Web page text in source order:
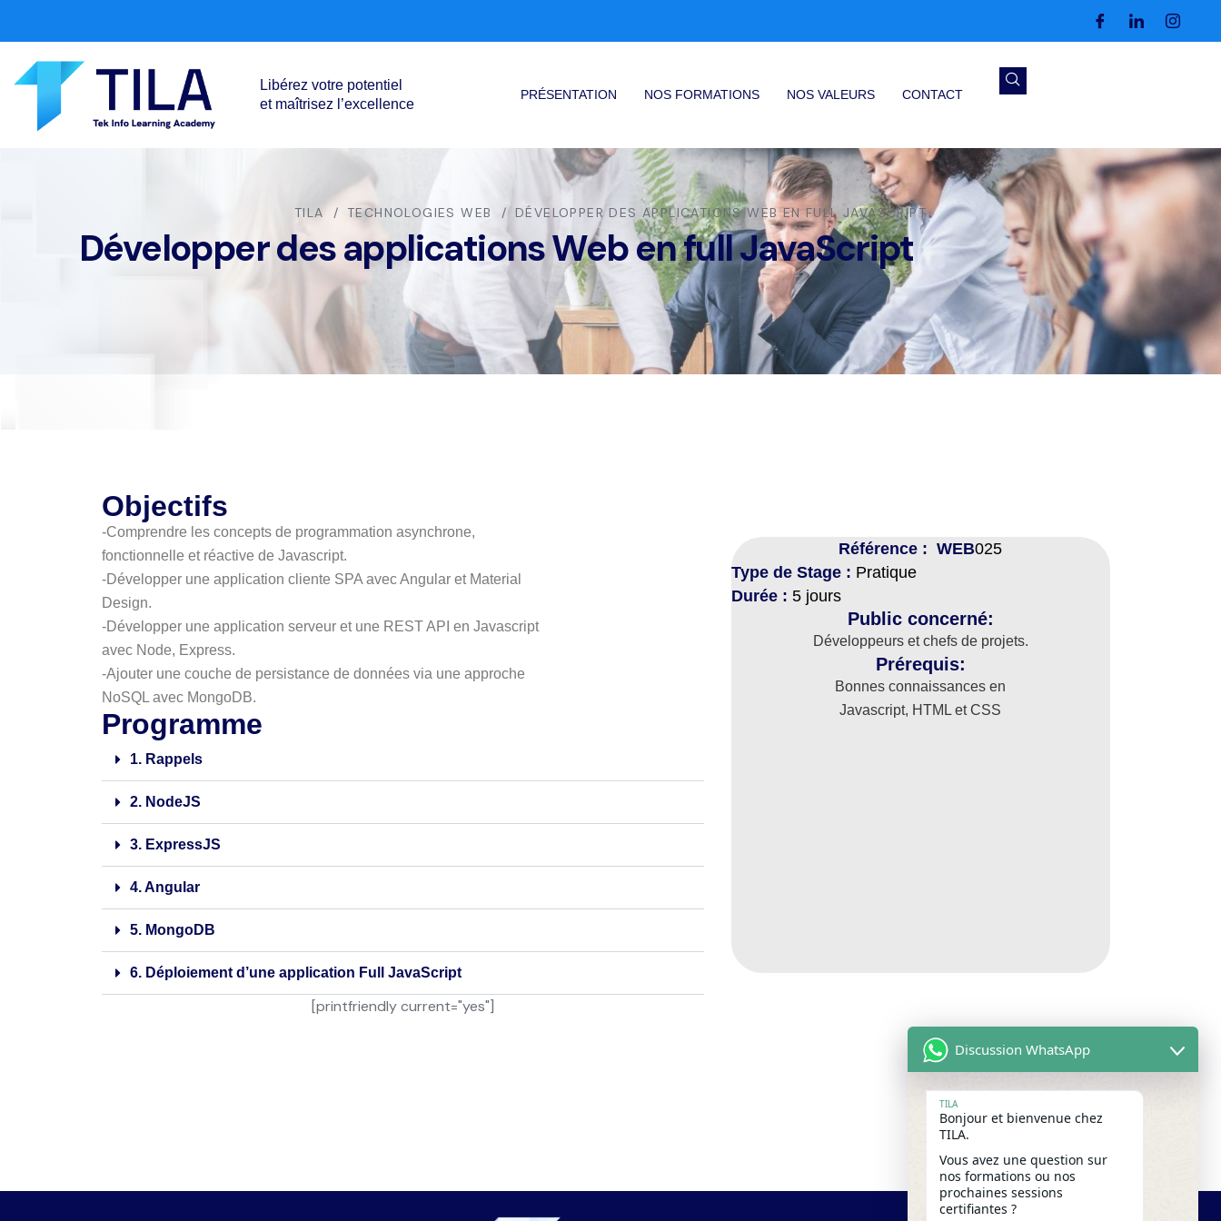
Libérez votre potentiel
et maîtrisez l’excellence
PRÉSENTATION NOS FORMATIONS NOS VALEURS CONTACT
TILA TECHNOLOGIES WEB DÉVELOPPER DES APPLICATIONS WEB EN FULL JAVASCRIPT
Développer des applications Web en full JavaScript
Objectifs
-Comprendre les concepts de programmation asynchrone,
fonctionnelle et réactive de Javascript.
-Développer une application cliente SPA avec Angular et Material
Design.
-Développer une application serveur et une REST API en Javascript
avec Node, Express.
-Ajouter une couche de persistance de données via une approche
NoSQL avec MongoDB.
Programme
1. Rappels
2. NodeJS
3. ExpressJS
4. Angular
5. MongoDB
6. Déploiement d’une application Full JavaScript
[printfriendly current="yes"]
Référence : WEB025
Type de Stage : Pratique
Durée : 5 jours
Public concerné:
Développeurs et chefs de projets.
Prérequis:
Bonnes connaissances en
Javascript, HTML et CSS
Discussion WhatsApp
TILA
Bonjour et bienvenue chez
TILA.
Vous avez une question sur
nos formations ou nos
prochaines sessions
certifiantes ?